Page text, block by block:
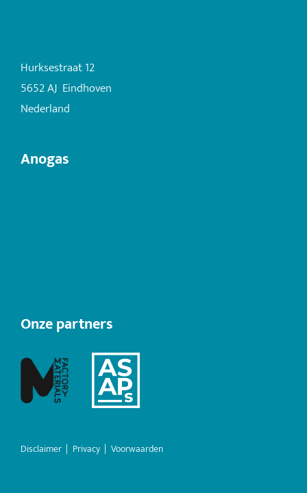
Hurksestraat 12
5652 AJ Eindhoven
Nederland
Anogas
Onze partners
Disclaimer | Privacy | Voorwaarden